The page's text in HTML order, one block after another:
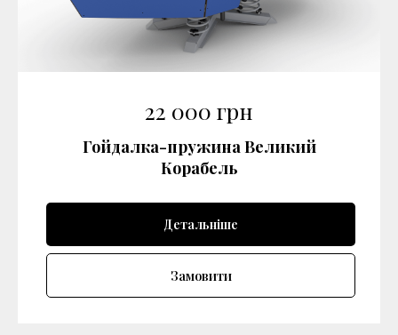
22 000 грн
Гойдалка-пружина Великий
Корабель
Детальніше
Замовити